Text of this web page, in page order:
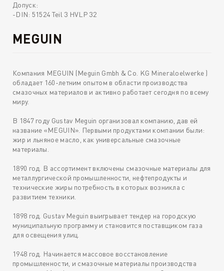
Допуск:
-DIN: 51524 Teil 3 HVLP 32
MEGUIN
Компания MEGUIN (Meguin Gmbh & Co. KG Mineraloelwerke )
обладает 160-летним опытом в области производства
смазочных материалов и активно работает сегодня по всему
миру.
В 1847 году Gustav Meguin организовал компанию, дав ей
название «MEGUIN». Первыми продуктами компании были:
жир и льняное масло, как универсальные смазочные
материалы.
1890 год. В ассортимент включены смазочные материалы для
металлургической промышленности, нефтепродукты и
технические жиры потребность в которых возникла с
развитием техники.
1898 год. Gustav Meguin выигрывает тендер на городскую
муниципальную программу и становится поставщиком газа
для освещения улиц.
1948 год. Начинается массовое восстановление
промышленности, и смазочные материалы производства